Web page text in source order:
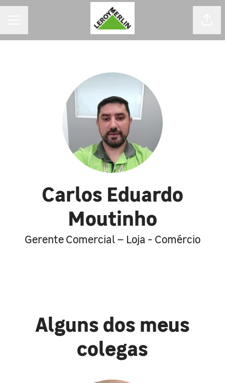
Carlos Eduardo
Moutinho
Gerente Comercial – Loja - Comércio
Alguns dos meus
colegas